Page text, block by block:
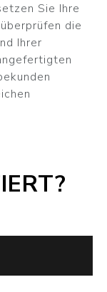
Sie Ihre
die
Ihrer